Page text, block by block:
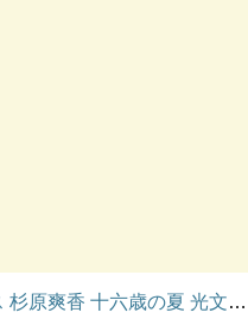
爽香 十六歳の夏 光文社文庫